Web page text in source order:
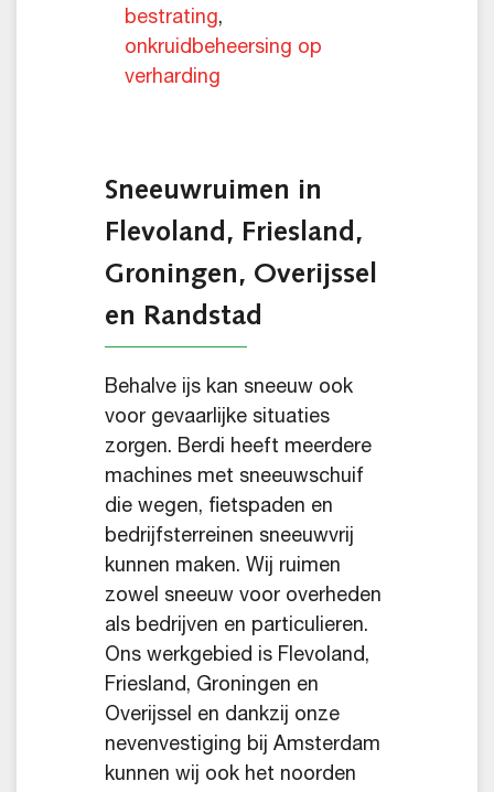
bestrating,
onkruidbeheersing op
verharding
Sneeuwruimen in
Flevoland, Friesland,
Groningen, Overijssel
en Randstad
Behalve ijs kan sneeuw ook
voor gevaarlijke situaties
zorgen. Berdi heeft meerdere
machines met sneeuwschuif
die wegen, fietspaden en
bedrijfsterreinen sneeuwvrij
kunnen maken. Wij ruimen
zowel sneeuw voor overheden
als bedrijven en particulieren.
Ons werkgebied is Flevoland,
Friesland, Groningen en
Overijssel en dankzij onze
nevenvestiging bij Amsterdam
kunnen wij ook het noorden